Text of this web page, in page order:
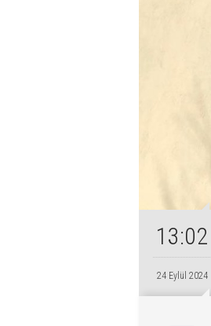
13:02
24 Eylül 2024